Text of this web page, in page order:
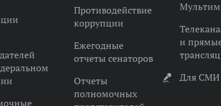
Противодействие
коррупции
Ежегодные
отчеты сенаторов
Отчеты
полномочных
и
Для СМИ